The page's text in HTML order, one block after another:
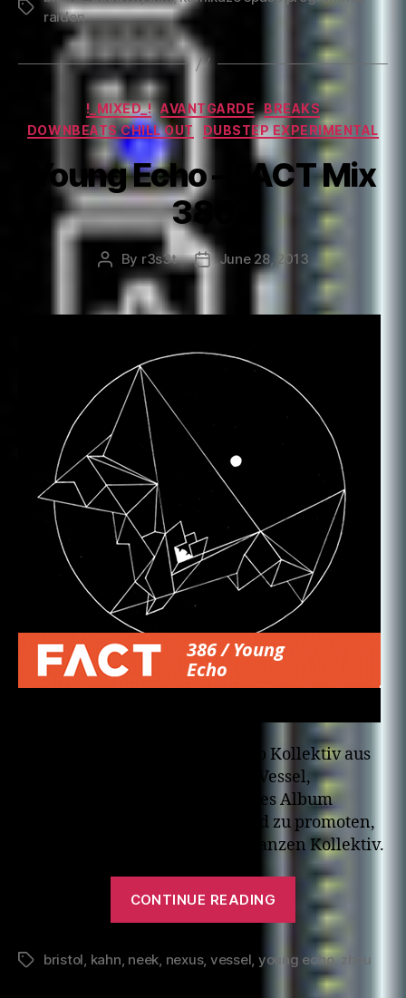
Stray
Landings
Podcast
20”
Tags
raiden
Categories
!_MIXED_! AVANTGARDE
BREAKS
DOWNBEATS CHILL OUT
DUBSTEP EXPERIMENTAL
Young Echo – FACT Mix
386
Post
author
By r3s3t
PostJune 28, 2013
Young Echo, das umtriebige Dub Kollektiv aus
Bristol um Kahn, Neek, Zhou & Vessel,
veröffentlichten gerade ihr erstes Album
“Nexus”. Und um das gebührend zu promoten,
gibts hier einen Fact Mix vom ganzen Kollektiv.
CONTINUE READING
“Young
Echo
FACT
Mix
Tagsbristol, kahn, neek, nexus, vessel, young echo,zhou